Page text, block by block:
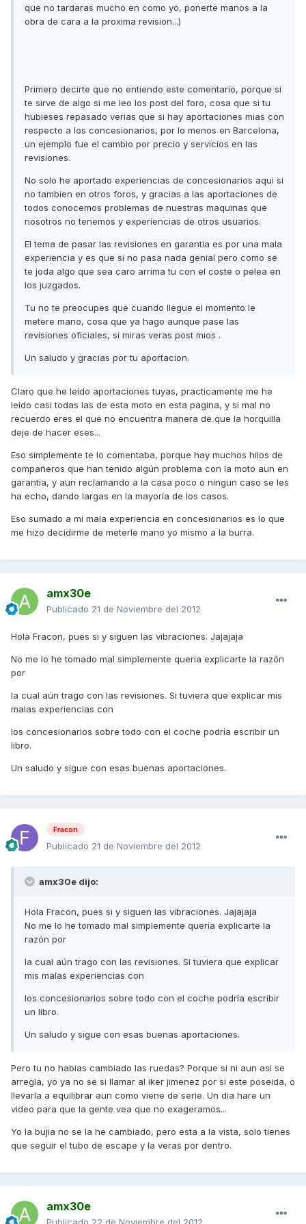
que no tardaras mucho en como yo, ponerte manos a la
obra de cara a la proxima revision...)
Primero decirte que no entiendo este comentario, porque si
te sirve de algo si me leo los post del foro, cosa que si tu
hubieses repasado verias que si hay aportaciones mias con
respecto a los concesionarios, por lo menos en Barcelona,
un ejemplo fue el cambio por precio y servicios en las
revisiones.
No solo he aportado experiencias de concesionarios aqui si
no tambien en otros foros, y gracias a las aportaciones de
todos conocemos problemas de nuestras maquinas que
nosotros no tenemos y experiencias de otros usuarios.
El tema de pasar las revisiones en garantia es por una mala
experiencia y es que si no pasa nada genial pero como se
te joda algo que sea caro arrima tu con el coste o pelea en
los juzgados.
Tu no te preocupes que cuando llegue el momento le
metere mano, cosa que ya hago aunque pase las
revisiones oficiales, si miras veras post mios .
Un saludo y gracias por tu aportacion.
Claro que he leido aportaciones tuyas, practicamente me he
leido casi todas las de esta moto en esta pagina, y si mal no
recuerdo eres el que no encuentra manera de que la horquilla
deje de hacer eses...
Eso simplemente te lo comentaba, porque hay muchos hilos de
compañeros que han tenido algún problema con la moto aun en
garantia, y aun reclamando a la casa poco o ningun caso se les
ha echo, dando largas en la mayoría de los casos.
Eso sumado a mi mala experiencia en concesionarios es lo que
me hizo decidirme de meterle mano yo mismo a la burra.
amx30e
Publicado 21 de Noviembre del 2012
Hola Fracon, pues si y siguen las vibraciones. Jajajaja
No me lo he tomado mal simplemente quería explicarte la razón
por
la cual aún trago con las revisiones. Si tuviera que explicar mis
malas experiencias con
los concesionarios sobre todo con el coche podría escribir un
libro.
Un saludo y sigue con esas buenas aportaciones.
Fracon
Publicado 21 de Noviembre del 2012
amx30e dijo:
Hola Fracon, pues si y siguen las vibraciones. Jajajaja
No me lo he tomado mal simplemente quería explicarte la
razón por
la cual aún trago con las revisiones. Si tuviera que explicar
mis malas experiencias con
los concesionarios sobre todo con el coche podría escribir
un libro.
Un saludo y sigue con esas buenas aportaciones.
Pero tu no habias cambiado las ruedas? Porque si ni aun asi se
arregla, yo ya no se si llamar al iker jimenez por si este poseida, o
llevarla a equilibrar aun como viene de serie. Un dia hare un
video para que la gente vea que no exageramos...
Yo la bujia no se la he cambiado, pero esta a la vista, solo tienes
que seguir el tubo de escape y la veras por dentro.
amx30e